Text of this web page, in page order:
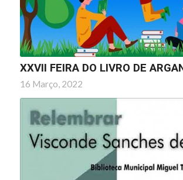
XXVII FEIRA DO LIVRO DE
16 Março, 2022